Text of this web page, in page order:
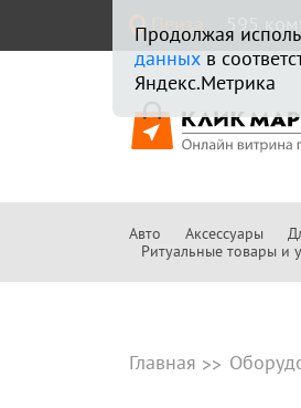
Авто Аксессуары
Ритуальные товары и
Продолжая
данных в
Яндекс.Метрика
Главная